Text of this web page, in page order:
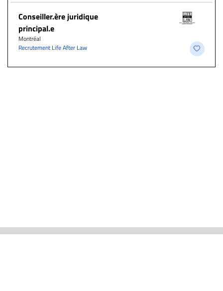
Conseiller.ère juridique
principal.e
Montréal
Recrutement Life After Law